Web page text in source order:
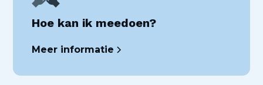
Hoe kan ik meedoen?
Meer informatie